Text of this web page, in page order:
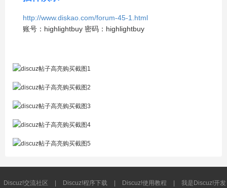
http://www.diskao.com/forum-45-1.html
账号：highlightbuy 密码：highlightbuy
Discuz!交流社区 | Discuz!程序下载 | Discuz!使用教程 | 我是Discuz!开发